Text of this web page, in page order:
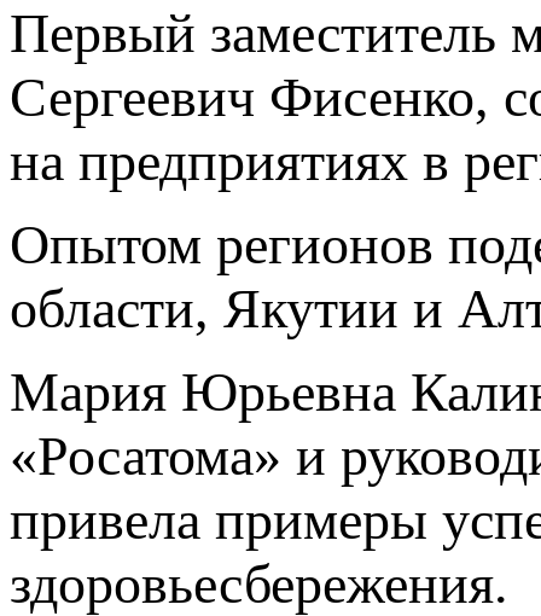
Первый заместитель
Сергеевич Фисенко,
на предприятиях в
Опытом регионов
области, Якутии и
Мария Юрьевна
«Росатома» и
привела примеры
здоровьесбережения.